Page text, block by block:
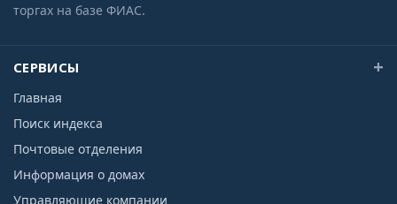
торгах на базе ФИАС.
СЕРВИСЫ
Главная
Поиск индекса
Почтовые отделения
Информация о домах
Управляющие компании